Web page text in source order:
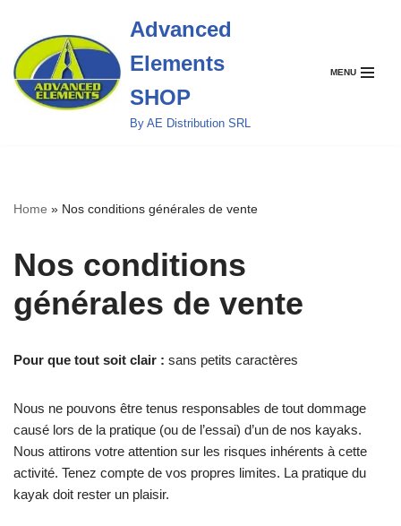
Aller
au
contenu
Advanced
Elements
SHOP
By AE Distribution SRL
MENU
Home » Nos conditions générales de vente
Nos conditions
générales de vente
Pour que tout soit clair : sans petits caractères
Nous ne pouvons être tenus responsables de tout dommage
causé lors de la pratique (ou de l’essai) d’un de nos kayaks.
Nous attirons votre attention sur les risques inhérents à cette
activité. Tenez compte de vos propres limites. La pratique du
kayak doit rester un plaisir.